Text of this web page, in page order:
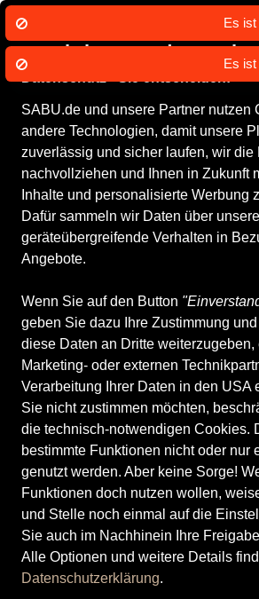
Wir nutzen Cookies um
zu erbringen und zu
SABU.de und unsere Partner nutzen
andere Technologien, damit unsere
zuverlässig und sicher laufen, wir die
nachvollziehen und Ihnen in Zukunft
Inhalte und personalisierte Werbung
Dafür sammeln wir Daten über
geräteübergreifende Verhalten in
Angebote.
Wenn Sie auf den Button
geben Sie dazu Ihre Zustimmung
diese Daten an Dritte weiterzugeben,
Marketing- oder externen
Verarbeitung Ihrer Daten in den USA
Sie nicht zustimmen möchten,
die technisch-notwendigen Cookies.
bestimmte Funktionen nicht oder nur
genutzt werden. Aber keine Sorge!
Funktionen doch nutzen wollen,
und Stelle noch einmal auf die
Sie auch im Nachhinein Ihre
Alle Optionen und weitere Details
Datenschutzerklärung.
Alle Produkte Herrenschuhe Wander-
Wander- &
ALLE FILTER
13 Produkte
Ecco
Ecco